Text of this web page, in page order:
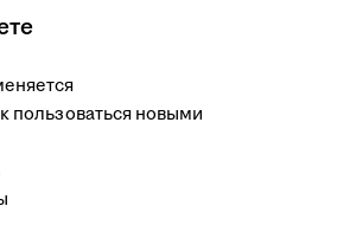
пользоваться новыми